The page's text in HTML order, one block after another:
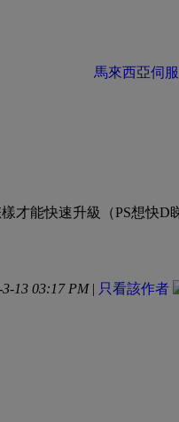
馬來西亞伺
才能快速升級（PS想快D
13 03:17 PM| 只看該作者